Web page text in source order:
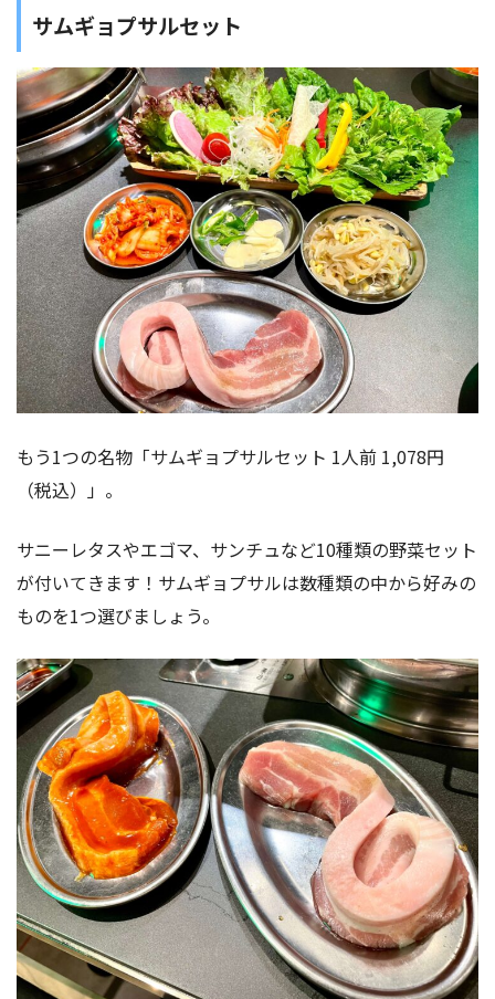
サムギョプサルセット
もう1つの名物「サムギョプサルセット 1人前 1,078円
（税込）」。
サニーレタスやエゴマ、サンチュなど10種類の野菜セット
が付いてきます！サムギョプサルは数種類の中から好みの
ものを1つ選びましょう。